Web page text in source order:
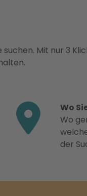
Mit nur 3
Wo
Wo
der